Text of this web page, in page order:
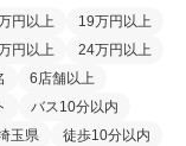
円以上
19万円以上
円以上
24万円以上
6店舗以上
バス10分以内
玉県
徒歩10分以内